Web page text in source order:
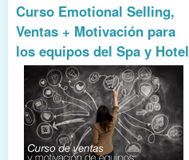
Curso Emotional Selling,
Ventas + Motivación para
los equipos del Spa y Hotel